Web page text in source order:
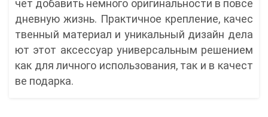
чет добавить немного оригинальности в повсе
дневную жизнь. Практичное крепление, качес
твенный материал и уникальный дизайн дела
ют этот аксессуар универсальным решением
как для личного использования, так и в качест
ве подарка.